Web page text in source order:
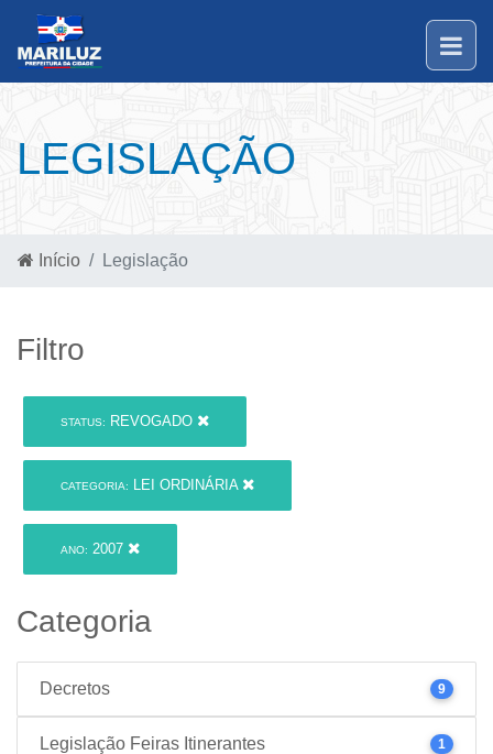
LEGISLAÇÃO
Início Legislação
Filtro
STATUS: REVOGADO
CATEGORIA: LEI ORDINÁRIA
ANO: 2007
Categoria
Decretos 9
Legislação Feiras Itinerantes 1